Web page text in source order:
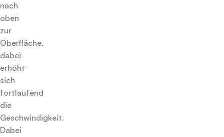
nach
oben
zur
Oberfläche,
dabei
erhöht
sich
fortlaufend
die
Geschwindigkeit.
Dabei